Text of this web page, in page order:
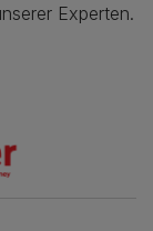
Experten.